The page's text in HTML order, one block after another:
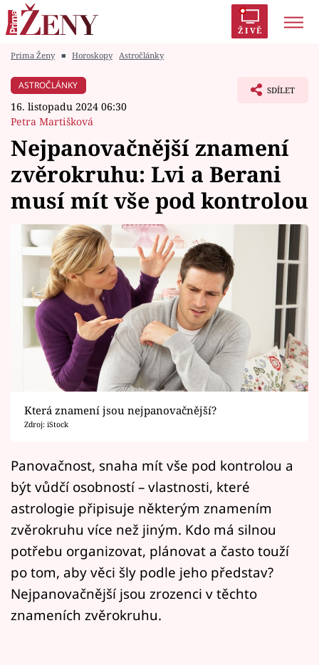
ŽIVĚ
Módní alarm
Témata
Celebrity
Vztahy
Seriály
Horoskopy
Sledujte prima+
Filmový festival Karlovy Vary
Pořady
Mámy sobě
Přihlášení
Sledujte nás
Prima Ženy ■ Horoskopy Astročlánky
ASTROČLÁNKY
16. listopadu 2024 06:30
Petra Martišková
SDÍLET
Nejpanovačnější znamení
zvěrokruhu: Lvi a Berani
musí mít vše pod kontrolou
Která znamení jsou nejpanovačnější?
Zdroj: iStock
Panovačnost, snaha mít vše pod kontrolou a
být vůdčí osobností – vlastnosti, které
astrologie připisuje některým znamením
zvěrokruhu více než jiným. Kdo má silnou
potřebu organizovat, plánovat a často touží
po tom, aby věci šly podle jeho představ?
Nejpanovačnější jsou zrozenci v těchto
znameních zvěrokruhu.